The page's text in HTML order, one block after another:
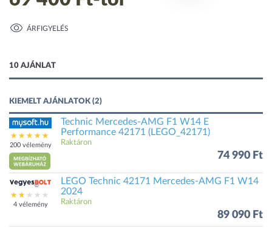
ÁRFIGYELÉS
10 AJÁNLAT
KIEMELT AJÁNLATOK (2)
200 vélemény
Technic Mercedes-AMG F1 W14 E
Performance 42171 (LEGO_42171)
Raktáron
74 990 Ft
4 vélemény
LEGO Technic 42171 Mercedes-AMG F1 W14
2024
Raktáron
89 090 Ft